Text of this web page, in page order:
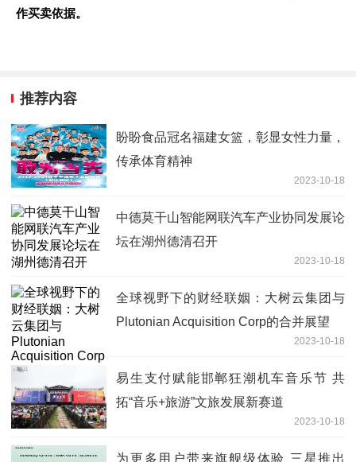
作买卖依据。
推荐内容
盼盼食品冠名福建女篮，彰显女性力量，
传承体育精神
2023-10-18
中德莫干山智能网联汽车产业协同发展论
坛在湖州德清召开
2023-10-18
全球视野下的财经联姻：大树云集团与
Plutonian Acquisition Corp的合并展望
2023-10-18
易生支付赋能邯郸狂潮机车音乐节 共
拓“音乐+旅游”文旅发展新赛道
2023-10-18
为更多用户带来旗舰级体验 三星推出